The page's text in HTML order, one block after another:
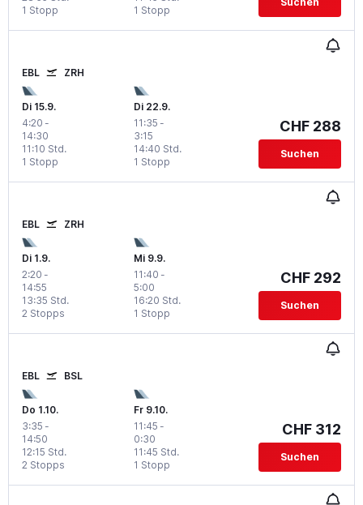
1 Stopp 1 Stopp
EBL ZRH
Di 15.9.
4:20 -
14:30
1 Stopp
11:10 Std.
Di 22.9.
11:35 -
3:15
1 Stopp
14:40 Std.
CHF 288
Suchen
EBL ZRH
Di 1.9.
2:20 -
14:55
2 Stopps
13:35 Std.
Mi 9.9.
11:40 -
5:00
1 Stopp
16:20 Std.
CHF 292
Suchen
EBL BSL
Do 1.10.
3:35 -
14:50
2 Stopps
12:15 Std.
Fr 9.10.
11:45 -
0:30
1 Stopp
11:45 Std.
CHF 312
Suchen